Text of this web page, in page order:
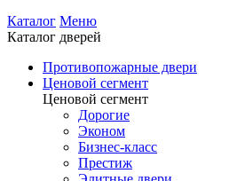
Каталог Меню
Каталог дверей
Противопожарные двери
Ценовой сегмент
Ценовой сегмент
Дорогие
Эконом
Бизнес-класс
Престиж